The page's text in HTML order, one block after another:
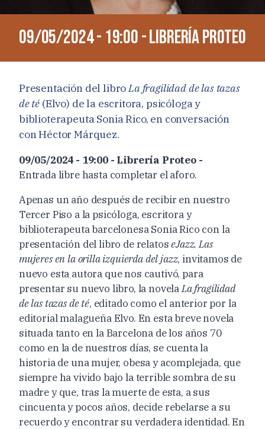
09/05/2024 - 19:00 - Librería Proteo
Presentación del libroLa fragilidad de las tazas
de té (Elvo) de la escritora, psicóloga y
biblioterapeuta Sonia Rico, en conversación
con Héctor Márquez.
09/05/2024 - 19:00 - Librería Proteo -
Entrada libre hasta completar el aforo.
Apenas un año después de recibir en nuestro
Tercer Piso a la psicóloga, escritora y
biblioterapeuta barcelonesa Sonia Rico con la
presentación del libro de relatoseJazz. Las
mujeres en la orilla izquierda del jazz, invitamos de
nuevo esta autora que nos cautivó, para
presentar su nuevo libro, la novelaLa fragilidad
de las tazas de té, editado como el anterior por la
editorial malagueña Elvo. En esta breve novela
situada tanto en la Barcelona de los años 70
como en la de nuestros días, se cuenta la
historia de una mujer, obesa y acomplejada, que
siempre ha vivido bajo la terrible sombra de su
madre y que, tras la muerte de esta, a sus
cincuenta y pocos años, decide rebelarse a su
recuerdo y encontrar su verdadera identidad. En